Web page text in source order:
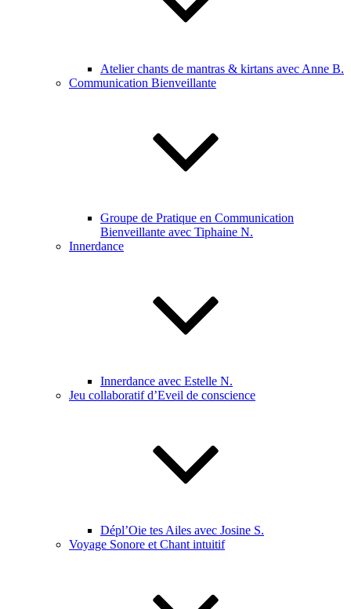
Atelier chants de mantras & kirtans avec Anne B.
Communication Bienveillante
Groupe de Pratique en Communication
Bienveillante avec Tiphaine N.
Innerdance
Innerdance avec Estelle N.
Jeu collaboratif d’Eveil de conscience
Dépl’Oie tes Ailes avec Josine S.
Voyage Sonore et Chant intuitif